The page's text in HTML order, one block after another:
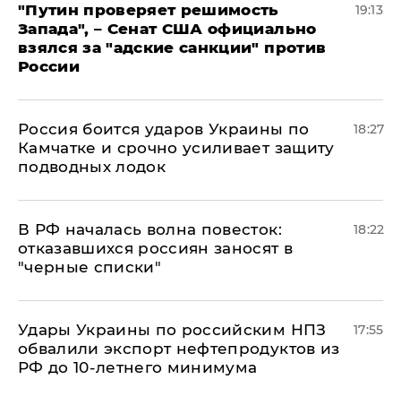
"Путин проверяет решимость
Запада", – Сенат США официально
взялся за "адские санкции" против
России
19:13
Россия боится ударов Украины по
Камчатке и срочно усиливает защиту
подводных лодок
18:27
​В РФ началась волна повесток:
отказавшихся россиян заносят в
"черные списки"
18:22
Удары Украины по российским НПЗ
обвалили экспорт нефтепродуктов из
РФ до 10-летнего минимума
17:55